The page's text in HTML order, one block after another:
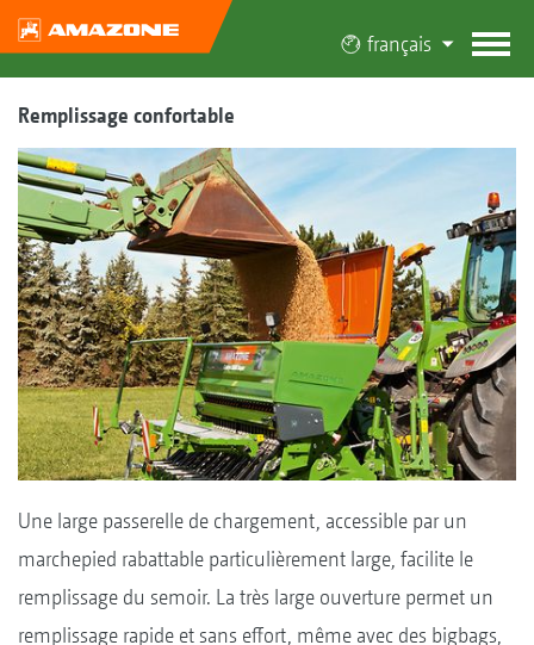
français
Remplissage confortable
Une large passerelle de chargement, accessible par un
marchepied rabattable particulièrement large, facilite le
remplissage du semoir. La très large ouverture permet un
remplissage rapide et sans effort, même avec des bigbags,